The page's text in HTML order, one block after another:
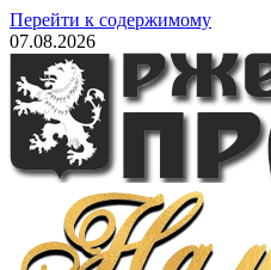
Перейти к содержимому
07.08.2026